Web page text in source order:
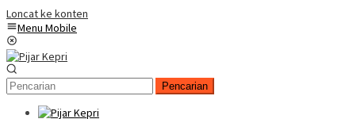
Loncat ke konten
Menu Mobile
Pencarian